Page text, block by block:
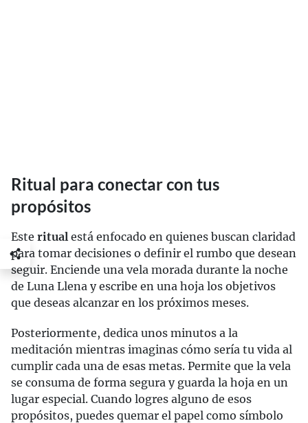
Ritual para conectar con tus
propósitos
Este ritual está enfocado en quienes buscan claridad
para tomar decisiones o definir el rumbo que desean
seguir. Enciende una vela morada durante la noche
de Luna Llena y escribe en una hoja los objetivos
que deseas alcanzar en los próximos meses.
Posteriormente, dedica unos minutos a la
meditación mientras imaginas cómo sería tu vida al
cumplir cada una de esas metas. Permite que la vela
se consuma de forma segura y guarda la hoja en un
lugar especial. Cuando logres alguno de esos
propósitos, puedes quemar el papel como símbolo